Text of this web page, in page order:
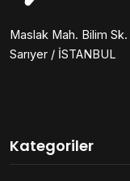
Maslak Mah. Bilim
Sarıyer / İSTANBUL
Kategoriler